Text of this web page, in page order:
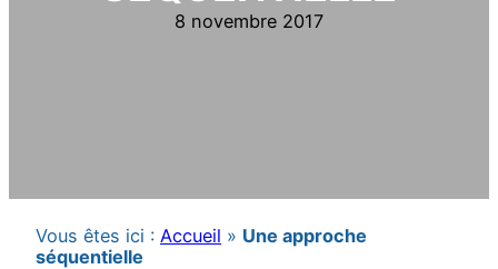
8 novembre 2017
Vous êtes ici : Accueil » Une approche
séquentielle